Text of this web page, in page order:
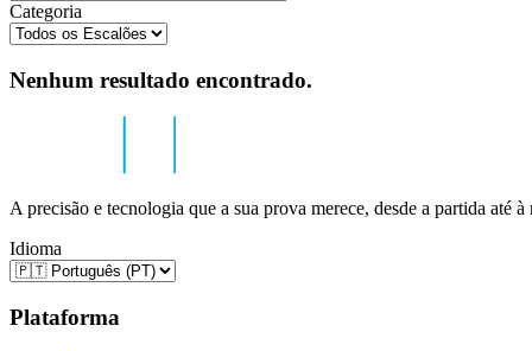
Categoria
Nenhum resultado encontrado.
A precisão e tecnologia que a sua prova merece, desde a partida até à
Idioma
Plataforma